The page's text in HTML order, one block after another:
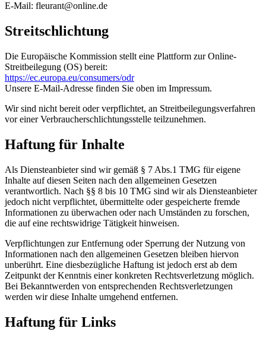
E-Mail: fleurant@online.de
Streitschlichtung
Die Europäische Kommission stellt eine Plattform zur Online-
Streitbeilegung (OS) bereit:
https://ec.europa.eu/consumers/odr
Unsere E-Mail-Adresse finden Sie oben im Impressum.
Wir sind nicht bereit oder verpflichtet, an Streitbeilegungsverfahren
vor einer Verbraucherschlichtungsstelle teilzunehmen.
Haftung für Inhalte
Als Diensteanbieter sind wir gemäß § 7 Abs.1 TMG für eigene
Inhalte auf diesen Seiten nach den allgemeinen Gesetzen
verantwortlich. Nach §§ 8 bis 10 TMG sind wir als Diensteanbieter
jedoch nicht verpflichtet, übermittelte oder gespeicherte fremde
Informationen zu überwachen oder nach Umständen zu forschen,
die auf eine rechtswidrige Tätigkeit hinweisen.
Verpflichtungen zur Entfernung oder Sperrung der Nutzung von
Informationen nach den allgemeinen Gesetzen bleiben hiervon
unberührt. Eine diesbezügliche Haftung ist jedoch erst ab dem
Zeitpunkt der Kenntnis einer konkreten Rechtsverletzung möglich.
Bei Bekanntwerden von entsprechenden Rechtsverletzungen
werden wir diese Inhalte umgehend entfernen.
Haftung für Links